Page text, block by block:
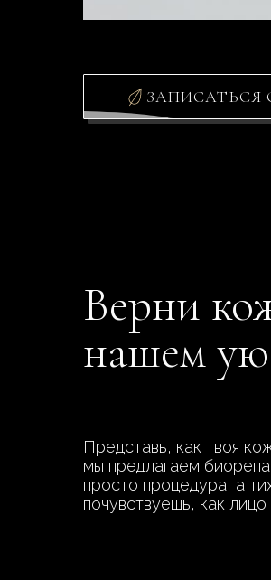
ЗАПИСАТЬСЯ
Верни
нашем
Представь, как твоя
мы предлагаем
просто процедура, а
почувствуешь, как